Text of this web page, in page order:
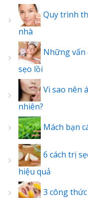
Quy trình
nhà
Những vấn
sẹo lồi
Vì sao nên
nhiên?
Mách bạn
6 cách trị
hiệu quả
3 công